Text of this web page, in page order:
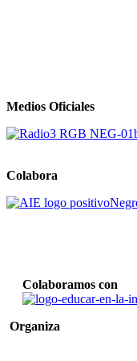
Medios Oficiales
Colabora
Colaboramos con
Organiza